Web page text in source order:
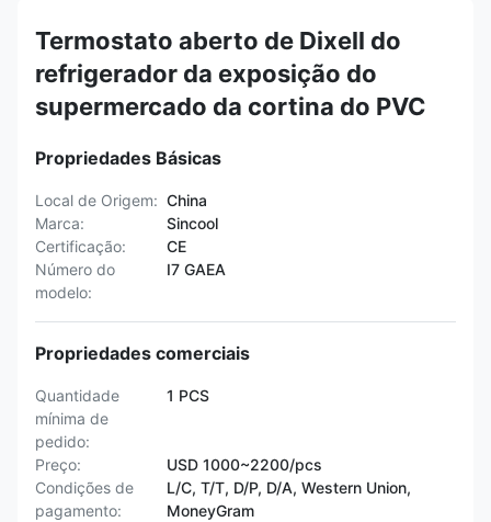
Termostato aberto de Dixell do
refrigerador da exposição do
supermercado da cortina do PVC
Propriedades Básicas
Local de Origem: China
Marca:
Sincool
Certificação:
CE
Número do
modelo:
I7 GAEA
Propriedades comerciais
Quantidade
mínima de
pedido:
1 PCS
Preço:
USD 1000~2200/pcs
Condições de
pagamento:
L/C, T/T, D/P, D/A, Western Union,
MoneyGram